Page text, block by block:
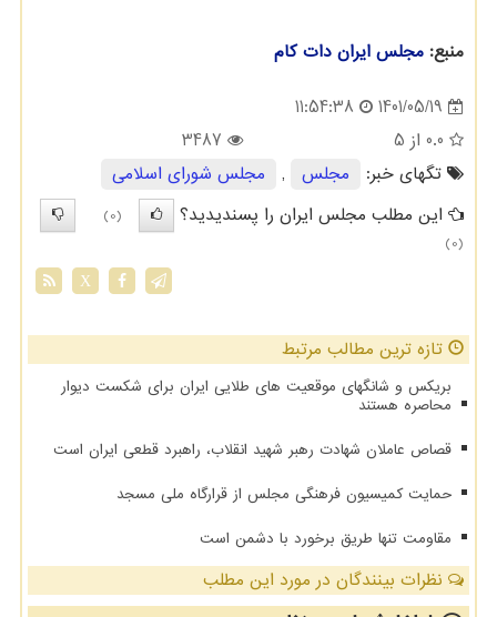
منبع: مجلس ایران دات كام
1401/05/19
11:54:38
0.0 از 5
3487
تگهای خبر:
مجلس ,
مجلس شورای اسلامی
این مطلب مجلس ایران را پسندیدید؟
(0)
(0)
X
تازه ترین مطالب مرتبط
بریکس و شانگهای موقعیت های طلایی ایران برای شکست دیوار
محاصره هستند
قصاص عاملان شهادت رهبر شهید انقلاب، راهبرد قطعی ایران است
حمایت کمیسیون فرهنگی مجلس از قرارگاه ملی مسجد
مقاومت تنها طریق برخورد با دشمن است
نظرات بینندگان در مورد این مطلب